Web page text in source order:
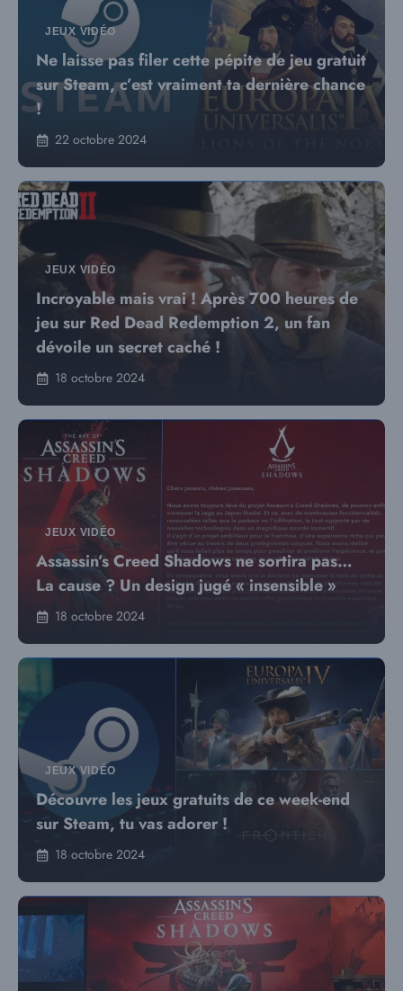
JEUX VIDÉO
Ne laisse pas filer cette pépite de jeu gratuit
sur Steam, c’est vraiment ta dernière chance
!
22 octobre 2024
JEUX VIDÉO
Incroyable mais vrai ! Après 700 heures de
jeu sur Red Dead Redemption 2, un fan
dévoile un secret caché !
18 octobre 2024
JEUX VIDÉO
Assassin’s Creed Shadows ne sortira pas…
La cause ? Un design jugé « insensible »
18 octobre 2024
JEUX VIDÉO
Découvre les jeux gratuits de ce week-end
sur Steam, tu vas adorer !
18 octobre 2024